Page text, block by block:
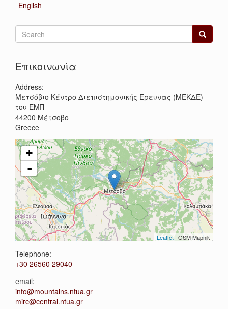
English
Search
form
Επικοινωνία
Address:
Μετσόβιο Κέντρο Διεπιστημονικής Έρευνας (ΜΕΚΔΕ)
του ΕΜΠ
44200 Μέτσοβο
Greece
+
-
Leaflet | OSM Mapnik
Telephone:
+30 26560 29040
email:
info@mountains.ntua.gr
mirc@central.ntua.gr